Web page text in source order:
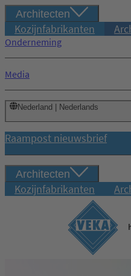
Architecten
Kozijnfabrikanten
Onderneming
Media
Nederland | Nederlands
Raampost nieuwsbrief
Architecten
Kozijnfabrikanten